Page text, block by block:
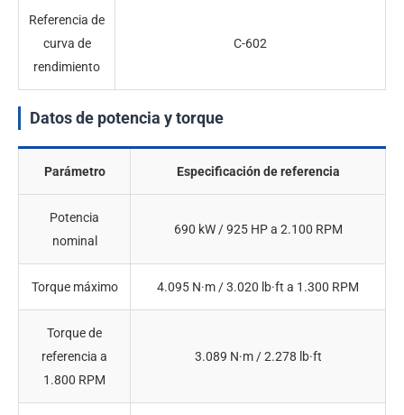
Referencia de
curva de
rendimiento
C-602
Datos de potencia y torque
Parámetro Especificación de referencia
Potencia
nominal
690 kW / 925 HP a 2.100 RPM
Torque máximo 4.095 N·m / 3.020 lb·ft a 1.300 RPM
Torque de
referencia a
1.800 RPM
3.089 N·m / 2.278 lb·ft